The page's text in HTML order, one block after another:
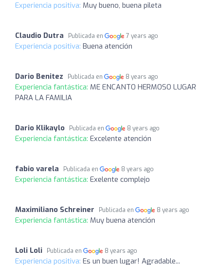
Experiencia positiva: Muy bueno, buena pileta
Claudio Dutra Publicada en 7 years ago
Experiencia positiva: Buena atención
Dario Benitez Publicada en 8 years ago
Experiencia fantástica: ME ENCANTO HERMOSO LUGAR
PARA LA FAMILIA
Dario Klikaylo Publicada en 8 years ago
Experiencia fantástica: Excelente atención
fabio varela Publicada en 8 years ago
Experiencia fantástica: Exelente complejo
Maximiliano Schreiner Publicada en 8 years ago
Experiencia fantástica: Muy buena atención
Loli Loli Publicada en 8 years ago
Experiencia positiva: Es un buen lugar! Agradable...